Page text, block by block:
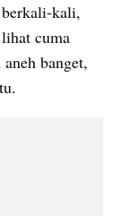
kali,
cuma
banget,